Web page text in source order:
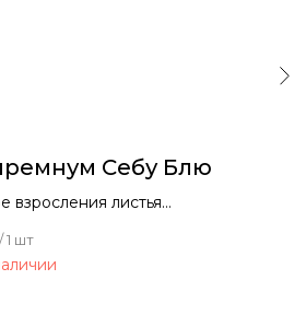
Себу Блю
взросления листья
/ 1 шт